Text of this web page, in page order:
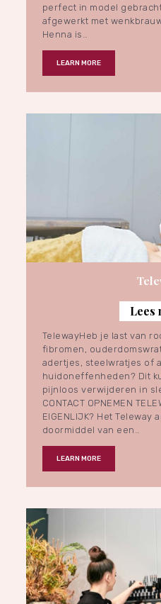
perfect in model
afgewerkt met
Henna is…
LEARN MORE
Lees
TelewayHeb je last van
fibromen,
adertjes, steelwratjes of
huidoneffenheden? Dit
pijnloos verwijderen in
CONTACT OPNEMEN
EIGENLIJK? Het Teleway
doormiddel van een…
LEARN MORE